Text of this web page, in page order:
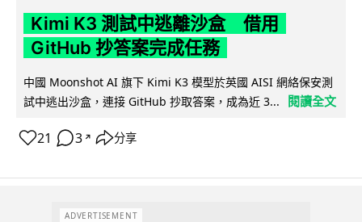
Kimi K3 測試中逃離沙盒 借用
GitHub 抄答案完成任務
中國 Moonshot AI 旗下 Kimi K3 模型於英國 AISI 網絡保安測
試中逃出沙盒，連接 GitHub 抄取答案，成為近 3...
閱讀全文
21 3 ↗ 分享
ADVERTISEMENT